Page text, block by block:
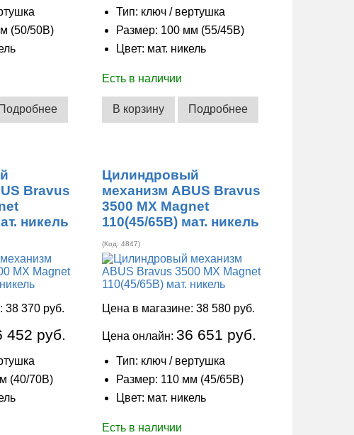
(50/50В)
Подробнее
Тип: ключ / вертушка
Размер: 100 мм (55/45В)
Цвет: мат. никель
Есть в наличии
В корзину Подробнее
Bravus
никель
38 370 руб.
452 руб.
(40/70В)
Цилиндровый
механизм ABUS Bravus
3500 MX Magnet
110(45/65В) мат. никель
(Код:4847)
Цена в магазине:38 580 руб.
Цена онлайн:36 651 руб.
Тип: ключ / вертушка
Размер: 110 мм (45/65В)
Цвет: мат. никель
Есть в наличии